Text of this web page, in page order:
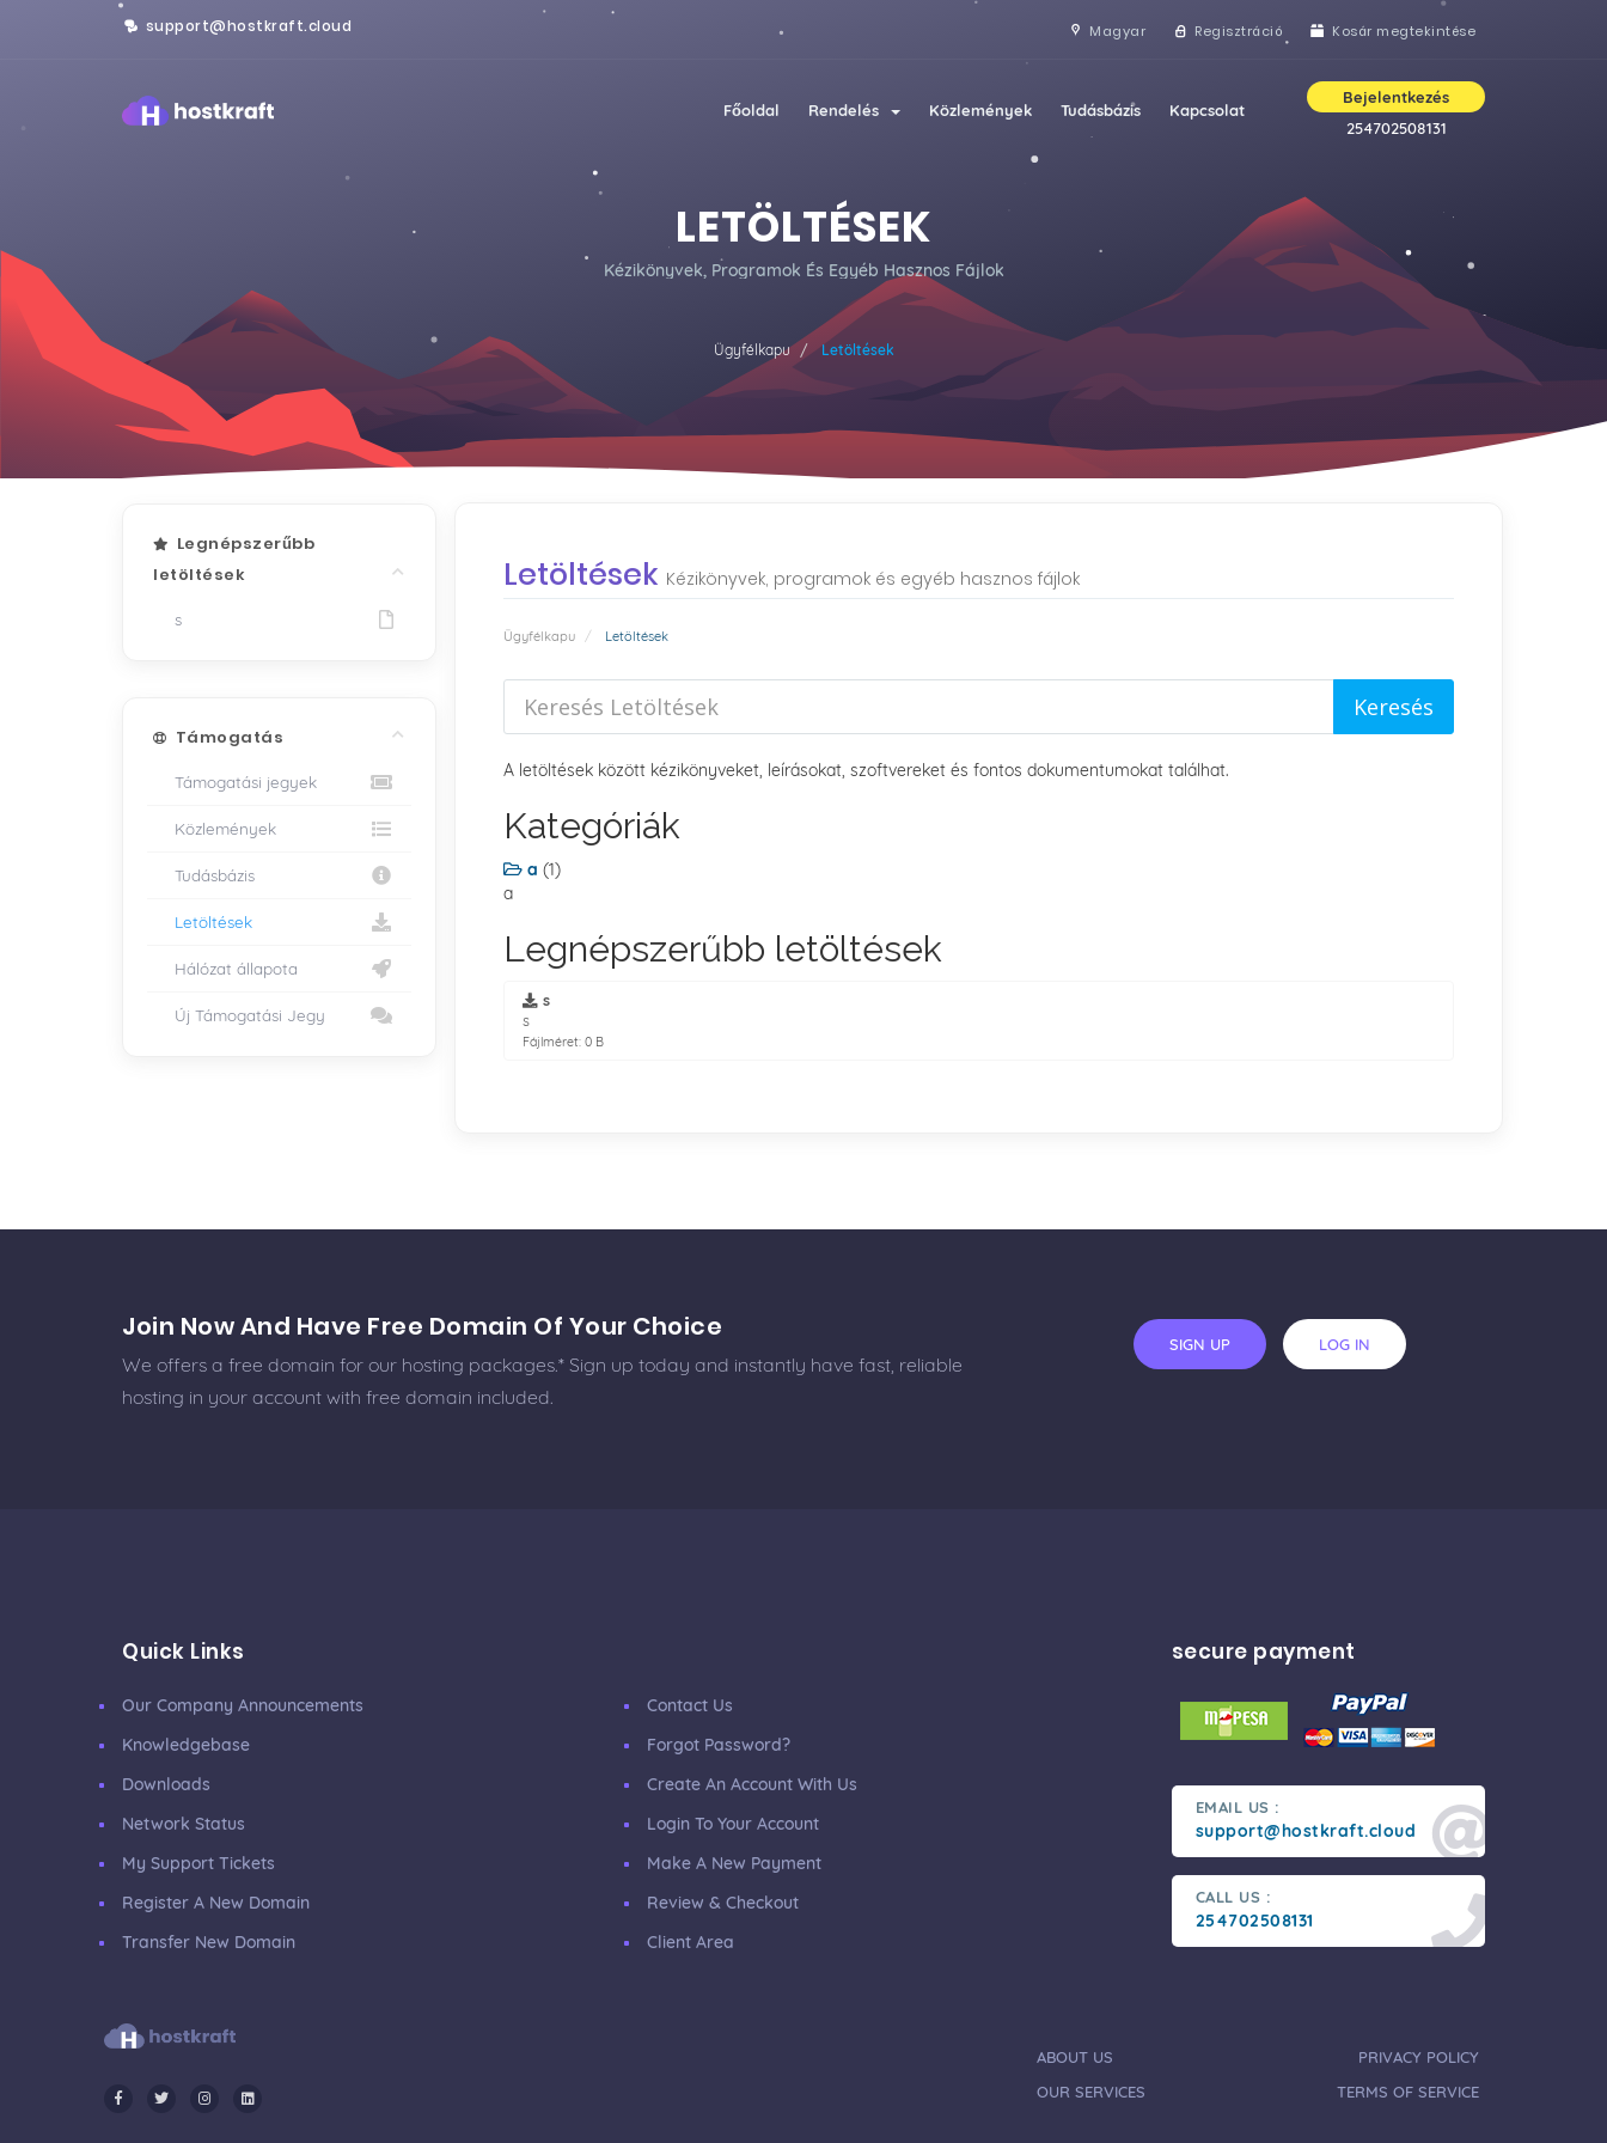
support@hostkraft.cloud Magyar Regisztráció Kosár megtekintése
Főoldal Rendelés Közlemények Tudásbázis Kapcsolat
Bejelentkezés
254702508131
LETÖLTÉSEK
Kézikönyvek, Programok És Egyéb Hasznos Fájlok
Ügyfélkapu Letöltések
Letöltések Kézikönyvek, programok és egyéb hasznos fájlok
Ügyfélkapu Letöltések
A letöltések között kézikönyveket, leírásokat, szoftvereket és fontos dokumentumokat találhat.
Kategóriák
a (1)
a
Legnépszerűbb letöltések
s
s
Fájlméret: 0 B
Legnépszerűbb
letöltések
s
Támogatás
Támogatási jegyek
Közlemények
Tudásbázis
Letöltések
Hálózat állapota
Új Támogatási Jegy
Join Now And Have Free Domain Of Your Choice
We offers a free domain for our hosting packages.* Sign up today and instantly have fast, reliable
hosting in your account with free domain included.
SIGN UP LOG IN
Quick Links
Our Company Announcements
Knowledgebase
Downloads
Network Status
My Support Tickets
Register A New Domain
Transfer New Domain
Contact Us
Forgot Password?
Create An Account With Us
Login To Your Account
Make A New Payment
Review & Checkout
Client Area
secure payment
EMAIL US :
support@hostkraft.cloud
CALL US :
254702508131
ABOUT US
OUR SERVICES
PRIVACY POLICY
TERMS OF SERVICE